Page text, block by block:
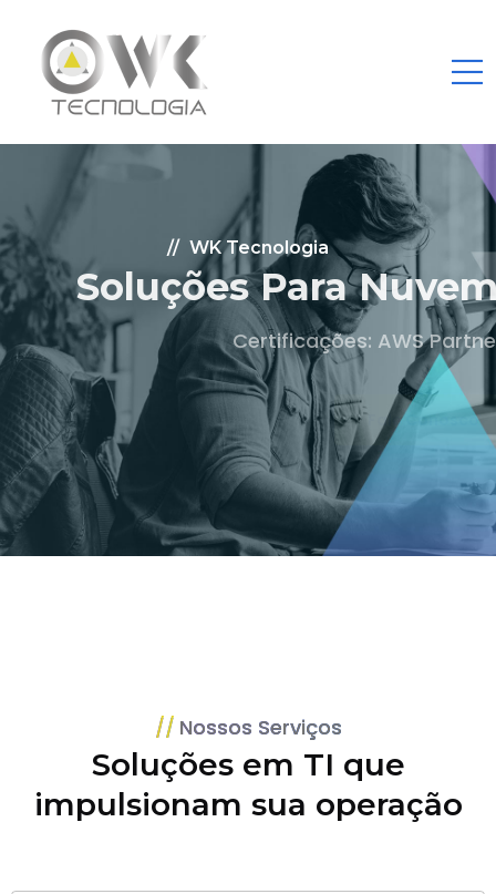
WK Tecnologia
Soluções Para Nuvem.
Certificações: AWS Partner, Microsoft Gold
Fale Conosco
Nossos Serviços
Soluções em TI que
impulsionam sua operação